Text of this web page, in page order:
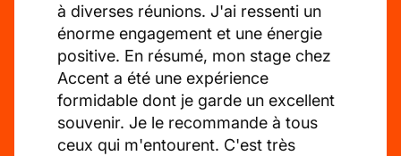
à diverses réunions. J'ai ressenti un
énorme engagement et une énergie
positive. En résumé, mon stage chez
Accent a été une expérience
formidable dont je garde un excellent
souvenir. Je le recommande à tous
ceux qui m'entourent. C'est très